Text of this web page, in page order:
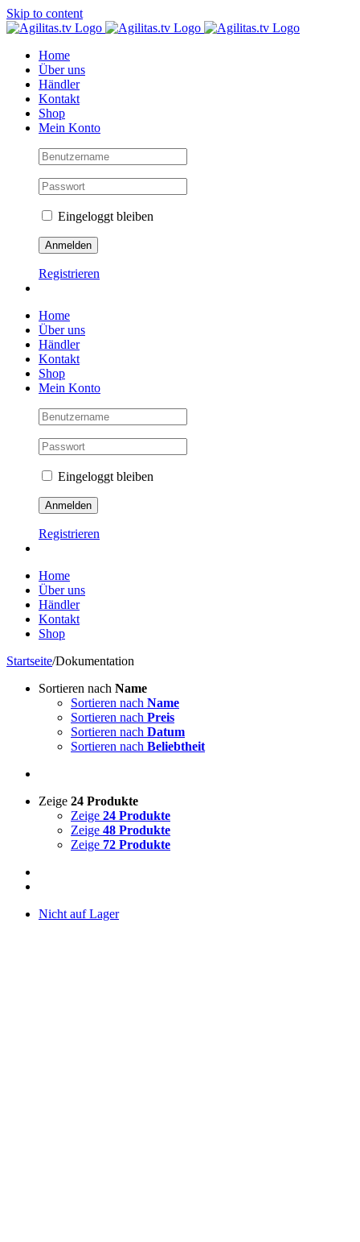
Skip to content
Home
Über uns
Händler
Kontakt
Shop
Mein Konto
Eingeloggt bleiben
Registrieren
Home
Über uns
Händler
Kontakt
Shop
Mein Konto
Eingeloggt bleiben
Registrieren
Home
Über uns
Händler
Kontakt
Shop
Startseite/Dokumentation
Sortieren nach Name
Sortieren nach Name
Sortieren nach Preis
Sortieren nach Datum
Sortieren nach Beliebtheit
Zeige 24 Produkte
Zeige 24 Produkte
Zeige 48 Produkte
Zeige 72 Produkte
Nicht auf Lager